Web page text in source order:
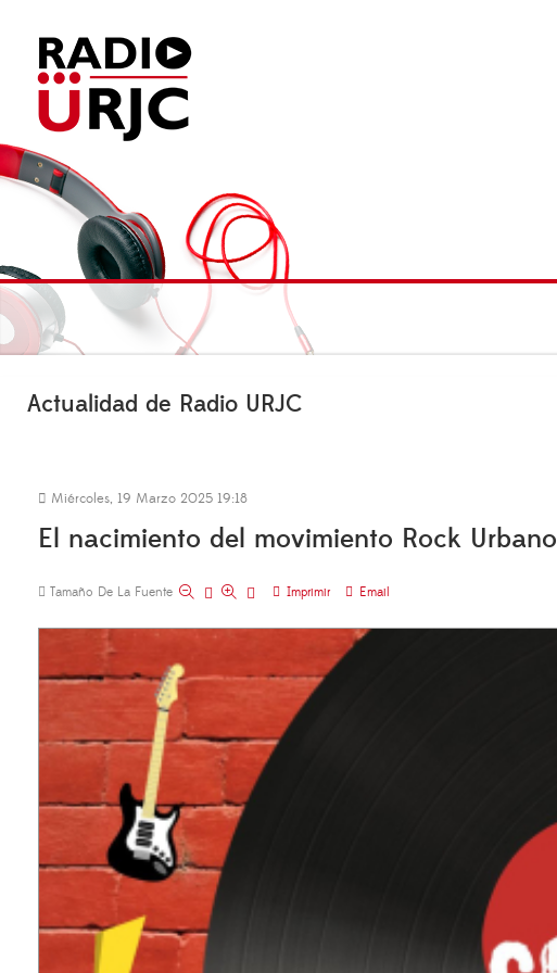
Actualidad de Radio URJC
Miércoles, 19 Marzo 2025 19:18
El nacimiento del movimiento Rock Urbano
Tamaño De La Fuente Imprimir Email